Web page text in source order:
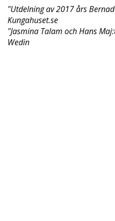
"Utdelning av 2017 års
Kungahuset.se
"Jasmina Talam och Hans
Wedin